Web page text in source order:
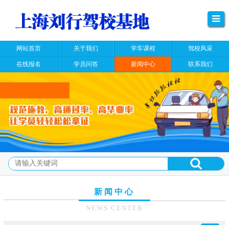
网站首页 关于我们 学车课程 驾校风采
在线报名 学员问答 新闻中心 联系我们
新闻中心
NEWS CENTER